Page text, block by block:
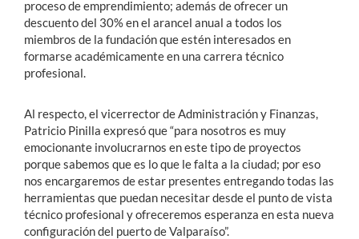
proceso de emprendimiento; además de ofrecer un
descuento del 30% en el arancel anual a todos los
miembros de la fundación que estén interesados en
formarse académicamente en una carrera técnico
profesional.
Al respecto, el vicerrector de Administración y Finanzas,
Patricio Pinilla expresó que “para nosotros es muy
emocionante involucrarnos en este tipo de proyectos
porque sabemos que es lo que le falta a la ciudad; por eso
nos encargaremos de estar presentes entregando todas las
herramientas que puedan necesitar desde el punto de vista
técnico profesional y ofreceremos esperanza en esta nueva
configuración del puerto de Valparaíso”.